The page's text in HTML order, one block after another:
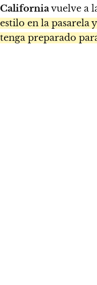
Californiavuelve a
estilo en la pasarela
tenga preparado